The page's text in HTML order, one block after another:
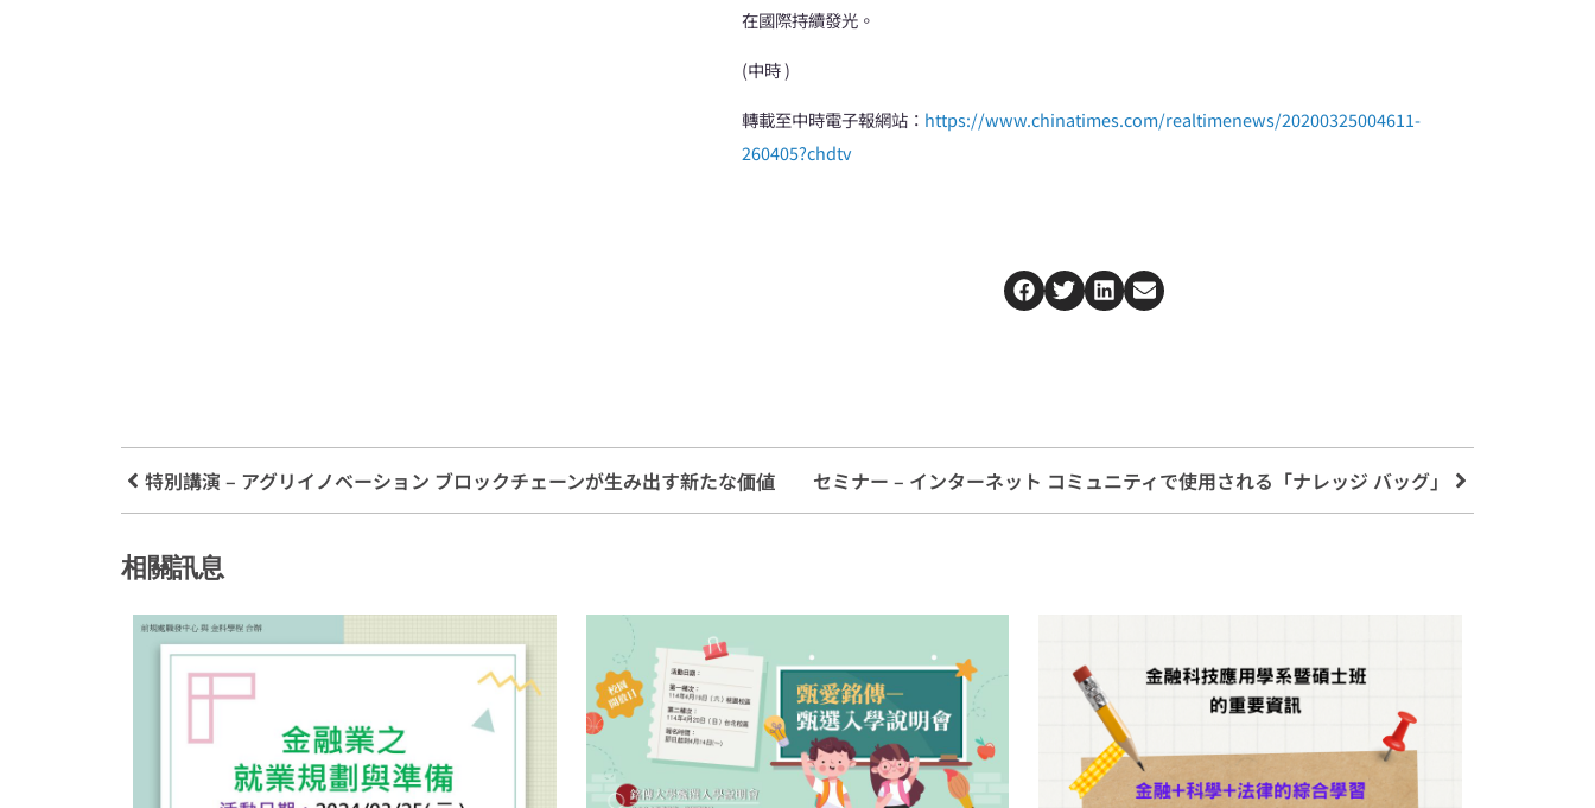
在國際持續發光。
(中時 )
轉載至中時電子報網站： https://www.chinatimes.com/realtimenews/20200325004611-
260405?chdtv
特別講演 – アグリイノベーション ブロックチェーンが生み出す新たな価値 セミナー – インターネット コミュニティで使用される「ナレッジ バッグ」
相關訊息